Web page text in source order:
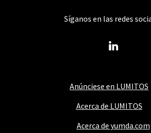
Anúnciese en LUMITOS
Acerca de LUMITOS
Acerca de yumda.com
Síganos en las redes